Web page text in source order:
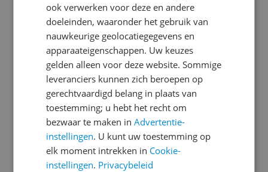
Algemeen
Bandje
Connectiviteit
Functies
Horlogekast
Meetwaarden
Mogelijke vereisten instellen en gebruik
ook verwerken voor deze en andere
doeleinden, waaronder het gebruik van
nauwkeurige geolocatiegegevens en
apparaateigenschappen. Uw keuzes
gelden alleen voor deze website. Sommige
leveranciers kunnen zich beroepen op
gerechtvaardigd belang in plaats van
toestemming; u hebt het recht om
bezwaar te maken inAdvertentie-
instellingen. U kunt uw toestemming op
elk moment intrekken in Cookie-
instellingen. Privacybeleid